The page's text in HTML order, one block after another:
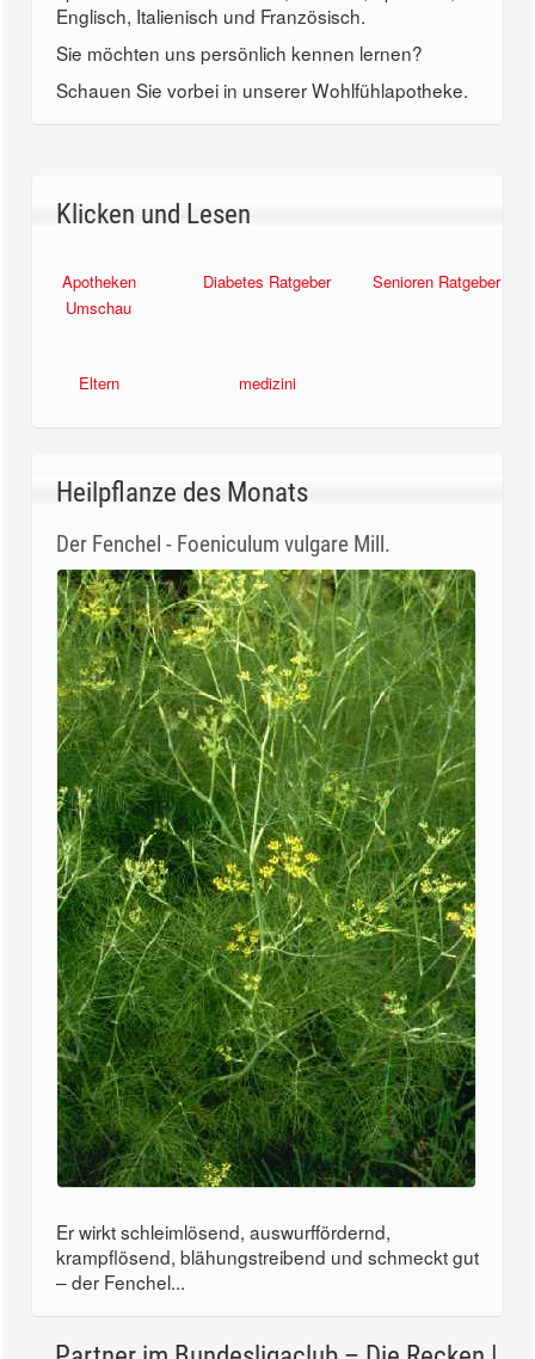
Englisch, Italienisch und Französisch.
Sie möchten uns persönlich kennen lernen?
Schauen Sie vorbei in unserer Wohlfühlapotheke.
Klicken und Lesen
Apotheken
Umschau
Diabetes Ratgeber Senioren Ratgeber
Eltern medizini
Heilpflanze des Monats
Der Fenchel - Foeniculum vulgare Mill.
Er wirkt schleimlösend, auswurffördernd,
krampflösend, blähungstreibend und schmeckt gut
– der Fenchel...